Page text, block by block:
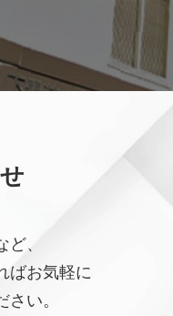
、
ばお気軽に
い。